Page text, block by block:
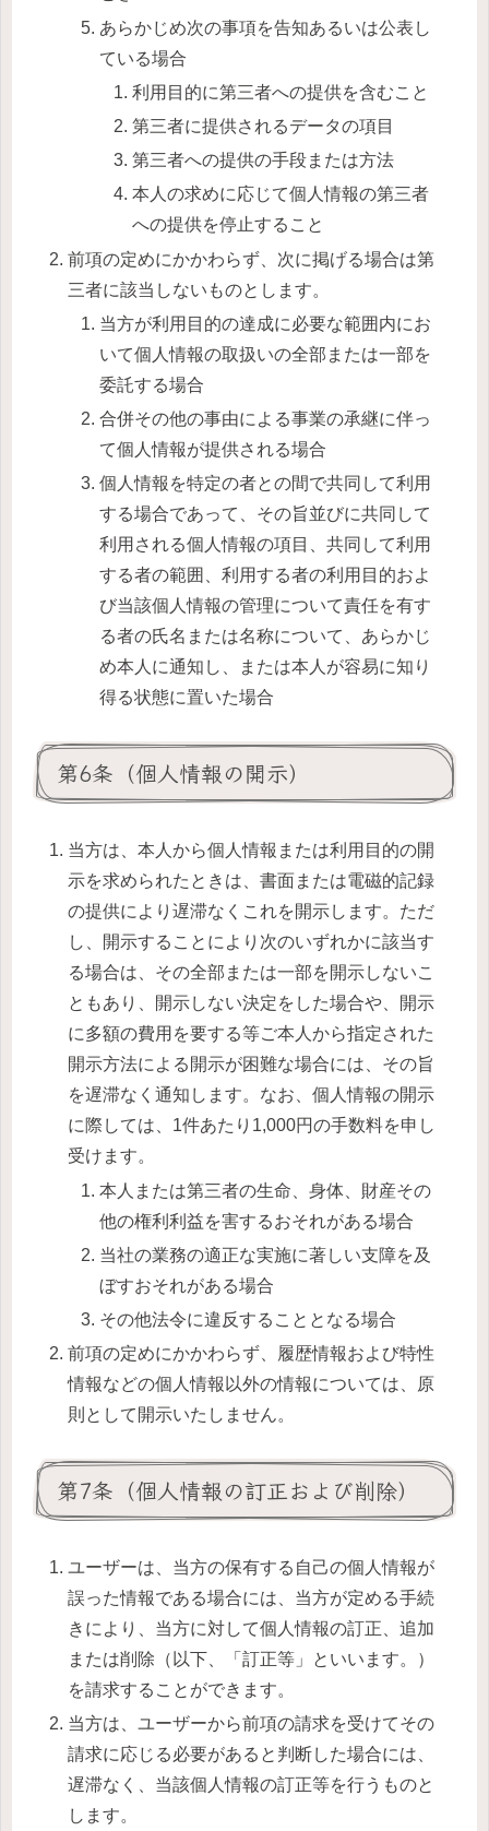
あらかじめ次の事項を告知あるいは公表し
ている場合
利用目的に第三者への提供を含むこと
第三者に提供されるデータの項目
第三者への提供の手段または方法
本人の求めに応じて個人情報の第三者
への提供を停止すること
前項の定めにかかわらず、次に掲げる場合は第
三者に該当しないものとします。
当方が利用目的の達成に必要な範囲内にお
いて個人情報の取扱いの全部または一部を
委託する場合
合併その他の事由による事業の承継に伴っ
て個人情報が提供される場合
個人情報を特定の者との間で共同して利用
する場合であって、その旨並びに共同して
利用される個人情報の項目、共同して利用
する者の範囲、利用する者の利用目的およ
び当該個人情報の管理について責任を有す
る者の氏名または名称について、あらかじ
め本人に通知し、または本人が容易に知り
得る状態に置いた場合
第6条（個人情報の開示）
当方は、本人から個人情報または利用目的の開
示を求められたときは、書面または電磁的記録
の提供により遅滞なくこれを開示します。ただ
し、開示することにより次のいずれかに該当す
る場合は、その全部または一部を開示しないこ
ともあり、開示しない決定をした場合や、開示
に多額の費用を要する等ご本人から指定された
開示方法による開示が困難な場合には、その旨
を遅滞なく通知します。なお、個人情報の開示
に際しては、1件あたり1,000円の手数料を申し
受けます。
本人または第三者の生命、身体、財産その
他の権利利益を害するおそれがある場合
当社の業務の適正な実施に著しい支障を及
ぼすおそれがある場合
その他法令に違反することとなる場合
前項の定めにかかわらず、履歴情報および特性
情報などの個人情報以外の情報については、原
則として開示いたしません。
第7条（個人情報の訂正および削除）
ユーザーは、当方の保有する自己の個人情報が
誤った情報である場合には、当方が定める手続
きにより、当方に対して個人情報の訂正、追加
または削除（以下、「訂正等」といいます。）
を請求することができます。
当方は、ユーザーから前項の請求を受けてその
請求に応じる必要があると判断した場合には、
遅滞なく、当該個人情報の訂正等を行うものと
します。